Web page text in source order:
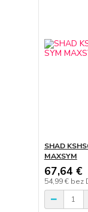
SHAD
MAXSYM
67,64 €
54,99 € bez